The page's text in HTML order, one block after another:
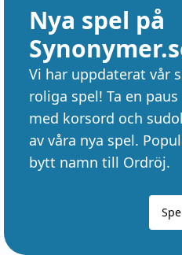
Nya spel på
Vi har uppdaterat vår
roliga spel! Ta en
med korsord och
av våra nya spel.
bytt namn till Ordröj.